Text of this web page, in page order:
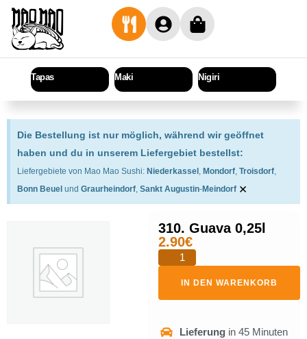
Tapas Maki Nigiri
Die Bestellung ist nur möglich, während wir geöffnet
haben und du in unserem Liefergebiet bestellst:
Liefergebiete von Mao Mao Sushi: Niederkassel , Mondorf, Troisdorf,
Bonn Beuel und Graurheindorf, Sankt Augustin-Meindorf ×
310. Guava 0,25l
2.90€
IN DEN WARENKORB
Lieferung in 45 Minuten